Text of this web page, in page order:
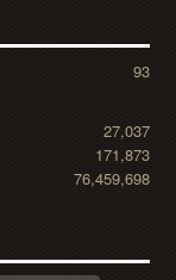
93
27,037
171,873
76,459,698